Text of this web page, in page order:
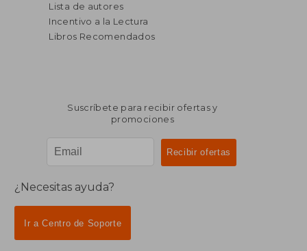
Lista de autores
Incentivo a la Lectura
Libros Recomendados
Suscríbete para recibir ofertas y
promociones
¿Necesitas ayuda?
Ir a Centro de Soporte